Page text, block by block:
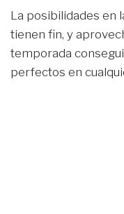
La posibilidades en
tienen fin, y
temporada
perfectos en